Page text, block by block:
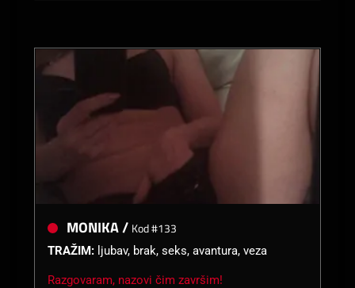
MONIKA / Kod #133
TRAŽIM: ljubav, brak, seks, avantura, veza
Razgovaram, nazovi čim završim!